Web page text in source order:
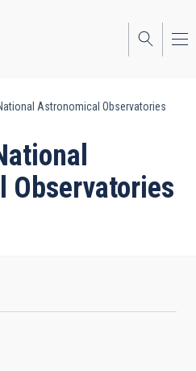
Astronomical Observatories
Observatories